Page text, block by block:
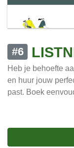
#6
Heb je behoefte
en huur jouw
past. Boek